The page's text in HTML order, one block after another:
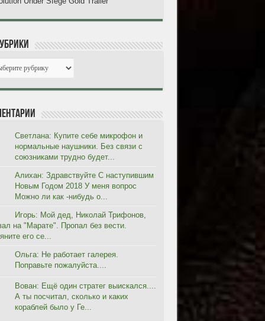
Светлана: Купите себе микрофон и
нормальные наушники. Без связи с
союзниками трудно будет...
Алихан: Здравствуйте С наступившим
Новым Годом 2018 У меня вопрос
Можно ли как -нибудь о...
Игорь: Мой дед, Николай Трифонов,
на "Марате". Пропал без вести.
его се...
Ольга: Не работает галерея.
Поправьте пожалуйста....
Вован: Ещё один стратег выискался....
А ты посчитал, сколько и каких
кораблей было у Ге...